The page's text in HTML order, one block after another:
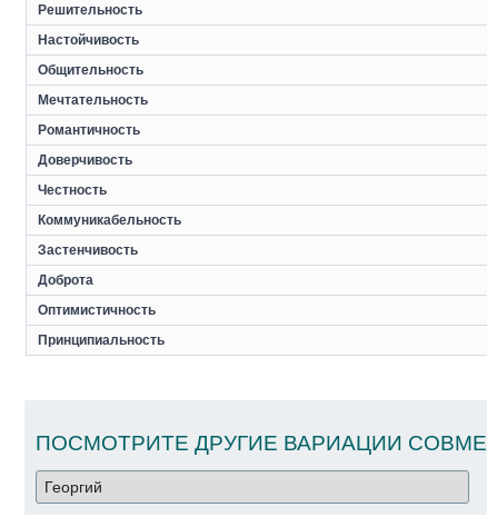
Решительность
Настойчивость
Общительность
Мечтательность
Романтичность
Доверчивость
Честность
Коммуникабельность
Застенчивость
Доброта
Оптимистичность
Принципиальность
ПОСМОТРИТЕ ДРУГИЕ ВАРИАЦИИ